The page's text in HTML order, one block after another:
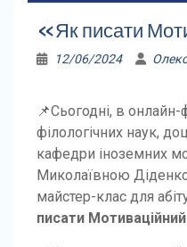
«Як писати
12/06/2024
📌Сьогодні, в
філологічних наук,
кафедри іноземних
Миколаївною
майстер-клас для
писати